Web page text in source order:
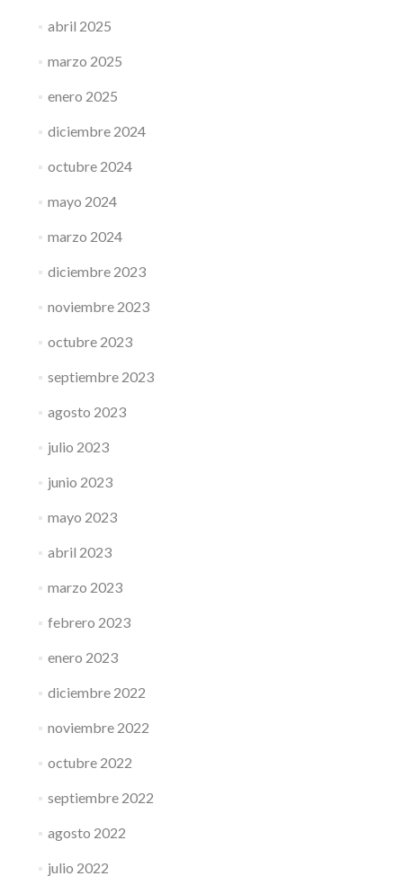
abril 2025
marzo 2025
enero 2025
diciembre 2024
octubre 2024
mayo 2024
marzo 2024
diciembre 2023
noviembre 2023
octubre 2023
septiembre 2023
agosto 2023
julio 2023
junio 2023
mayo 2023
abril 2023
marzo 2023
febrero 2023
enero 2023
diciembre 2022
noviembre 2022
octubre 2022
septiembre 2022
agosto 2022
julio 2022